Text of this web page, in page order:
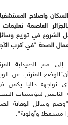
واصلاح
العاصمة تعليمات
الشروع في توزيع
إلى مقر الصيدلية
المترتب عن
نواجهه حاليا يكمن
التابعين لمؤسسات
وسائل الوقاية
مستعجلا وأولوية".